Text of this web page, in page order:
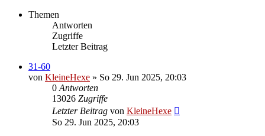
Themen
Antworten
Zugriffe
Letzter Beitrag
31-60
von KleineHexe » So 29. Jun 2025, 20:03
0 Antworten
13026 Zugriffe
Letzter Beitrag von KleineHexe
So 29. Jun 2025, 20:03